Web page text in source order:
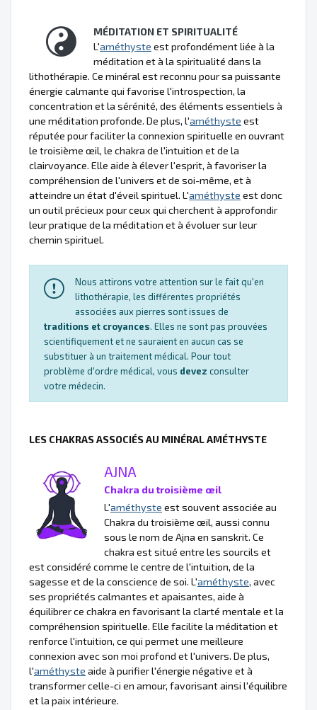
MÉDITATION ET SPIRITUALITÉ
L'améthyste est profondément liée à la
méditation et à la spiritualité dans la
lithothérapie. Ce minéral est reconnu pour sa puissante
énergie calmante qui favorise l'introspection, la
concentration et la sérénité, des éléments essentiels à
une méditation profonde. De plus, l'améthyste est
réputée pour faciliter la connexion spirituelle en ouvrant
le troisième œil, le chakra de l'intuition et de la
clairvoyance. Elle aide à élever l'esprit, à favoriser la
compréhension de l'univers et de soi-même, et à
atteindre un état d'éveil spirituel. L'améthyste est donc
un outil précieux pour ceux qui cherchent à approfondir
leur pratique de la méditation et à évoluer sur leur
chemin spirituel.
Nous attirons votre attention sur le fait qu'en
lithothérapie, les différentes propriétés
associées aux pierres sont issues de
traditions et croyances. Elles ne sont pas prouvées
scientifiquement et ne sauraient en aucun cas se
substituer à un traitement médical. Pour tout
problème d'ordre médical, vous devez consulter
votre médecin.
LES CHAKRAS ASSOCIÉS AU MINÉRAL AMÉTHYSTE
AJNA
Chakra du troisième œil
L'améthyste est souvent associée au
Chakra du troisième œil, aussi connu
sous le nom de Ajna en sanskrit. Ce
chakra est situé entre les sourcils et
est considéré comme le centre de l'intuition, de la
sagesse et de la conscience de soi. L'améthyste, avec
ses propriétés calmantes et apaisantes, aide à
équilibrer ce chakra en favorisant la clarté mentale et la
compréhension spirituelle. Elle facilite la méditation et
renforce l'intuition, ce qui permet une meilleure
connexion avec son moi profond et l'univers. De plus,
l'améthyste aide à purifier l'énergie négative et à
transformer celle-ci en amour, favorisant ainsi l'équilibre
et la paix intérieure.